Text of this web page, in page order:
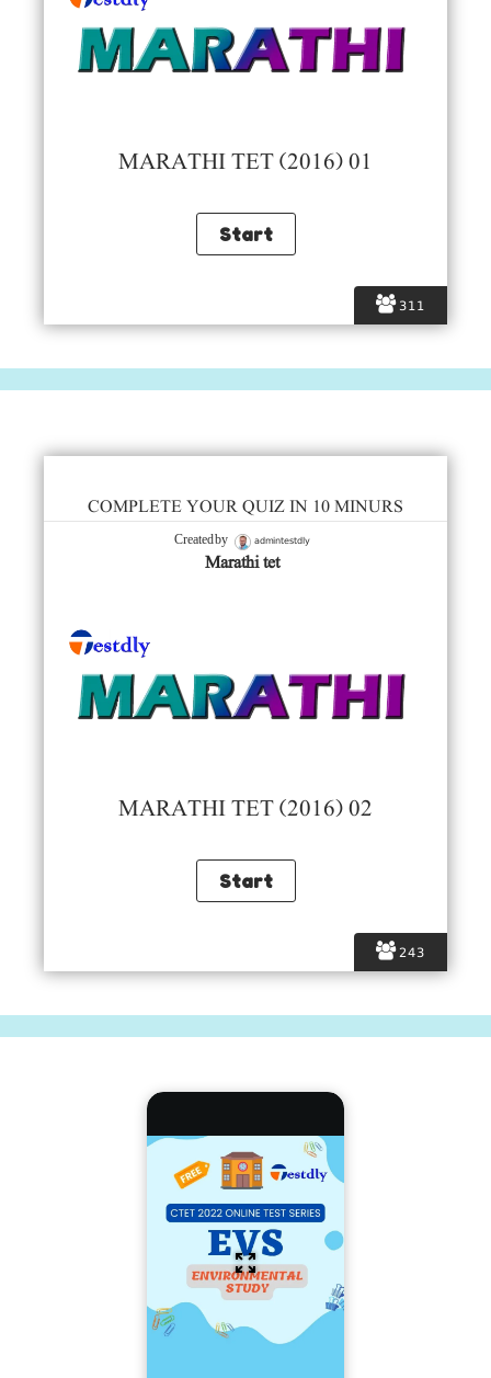
311
MARATHI TET (2016) 01
243
COMPLETE YOUR QUIZ IN 10 MINURS
Created by admintestdly
Marathi tet
MARATHI TET (2016) 02